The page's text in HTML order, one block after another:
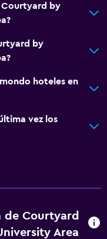
Courtyard by
by
hoteles en
vez los
de Courtyard
Area